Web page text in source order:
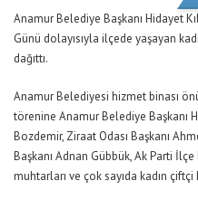
Anamur Belediye Başkanı Hidayet
Günü dolayısıyla ilçede yaşayan
dağıttı.
Anamur Belediyesi hizmet binası
törenine Anamur Belediye Başkanı
Bozdemir, Ziraat Odası Başkanı
Başkanı Adnan Gübbük, Ak Parti
muhtarları ve çok sayıda kadın çiftçi